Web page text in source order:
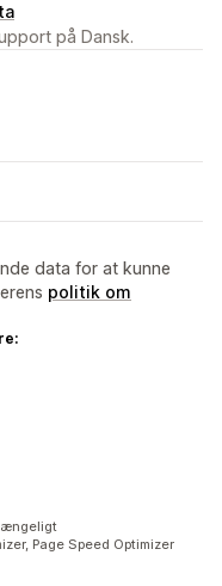
på Dansk.
data for at kunne
politik om
Page Speed Optimizer